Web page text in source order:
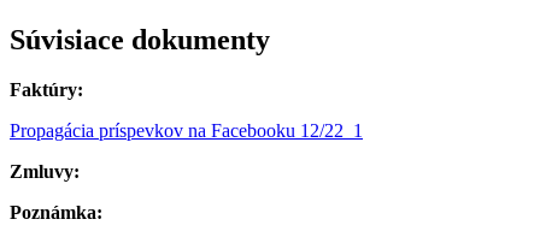
Súvisiace dokumenty
Faktúry:
Propagácia príspevkov na Facebooku 12/22_1
Zmluvy:
Poznámka: